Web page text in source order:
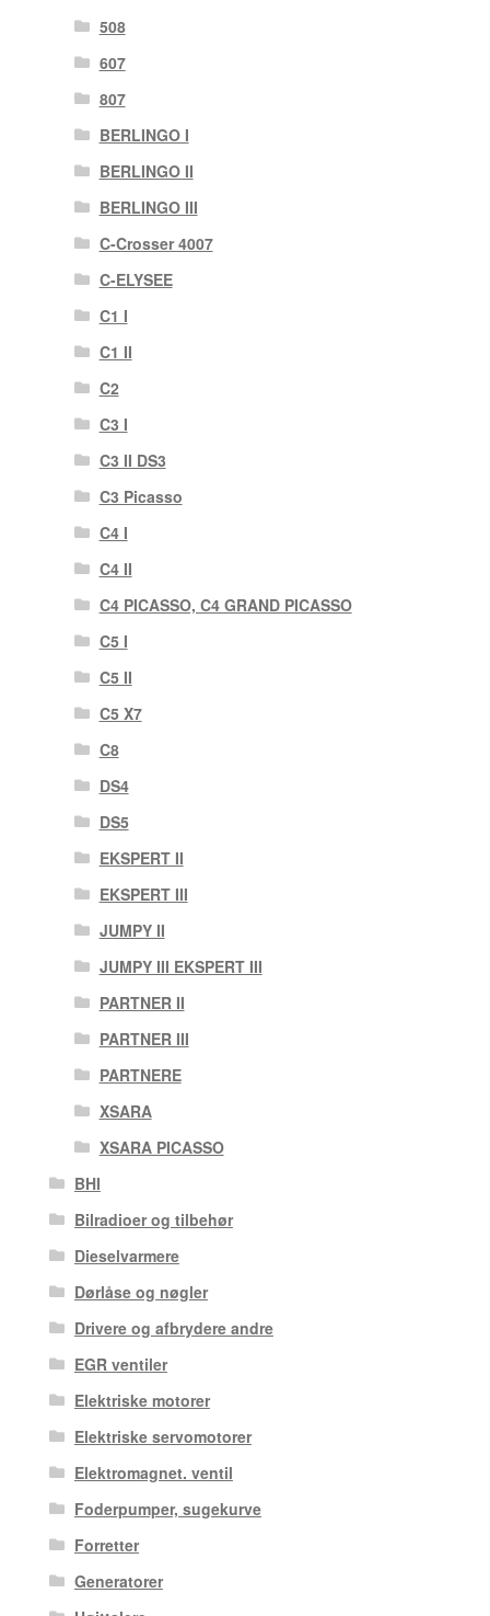
508
607
807
BERLINGO I
BERLINGO II
BERLINGO III
C-Crosser 4007
C-ELYSEE
C1 I
C1 II
C2
C3 I
C3 II DS3
C3 Picasso
C4 I
C4 II
C4 PICASSO, C4 GRAND PICASSO
C5 I
C5 II
C5 X7
C8
DS4
DS5
EKSPERT II
EKSPERT III
JUMPY II
JUMPY III EKSPERT III
PARTNER II
PARTNER III
PARTNERE
XSARA
XSARA PICASSO
BHI
Bilradioer og tilbehør
Dieselvarmere
Dørlåse og nøgler
Drivere og afbrydere andre
EGR ventiler
Elektriske motorer
Elektriske servomotorer
Elektromagnet. ventil
Foderpumper, sugekurve
Forretter
Generatorer